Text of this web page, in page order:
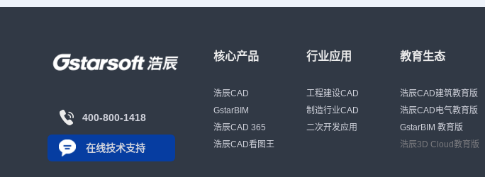
400-800-1418
在线技术支持
核心产品
浩辰CAD
GstarBIM
浩辰CAD 365
浩辰CAD看图王
行业应用
工程建设CAD
制造行业CAD
二次开发应用
教育生态
浩辰CAD建筑教育版
浩辰CAD电气教育版
GstarBIM 教育版
浩辰3D Cloud教育版